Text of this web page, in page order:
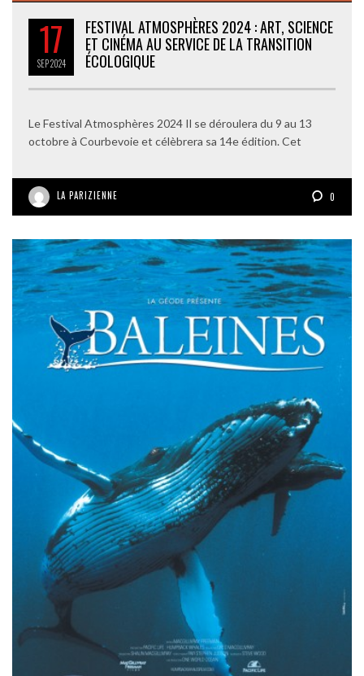
17
SEP2024
FESTIVAL ATMOSPHÈRES 2024 : ART, SCIENCE
ET CINÉMA AU SERVICE DE LA TRANSITION
ÉCOLOGIQUE
Le Festival Atmosphères 2024 Il se déroulera du 9 au 13
octobre à Courbevoie et célèbrera sa 14e édition. Cet
LA PARIZIENNE 0